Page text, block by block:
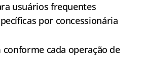
usuários frequentes
por concessionária
cada operação de